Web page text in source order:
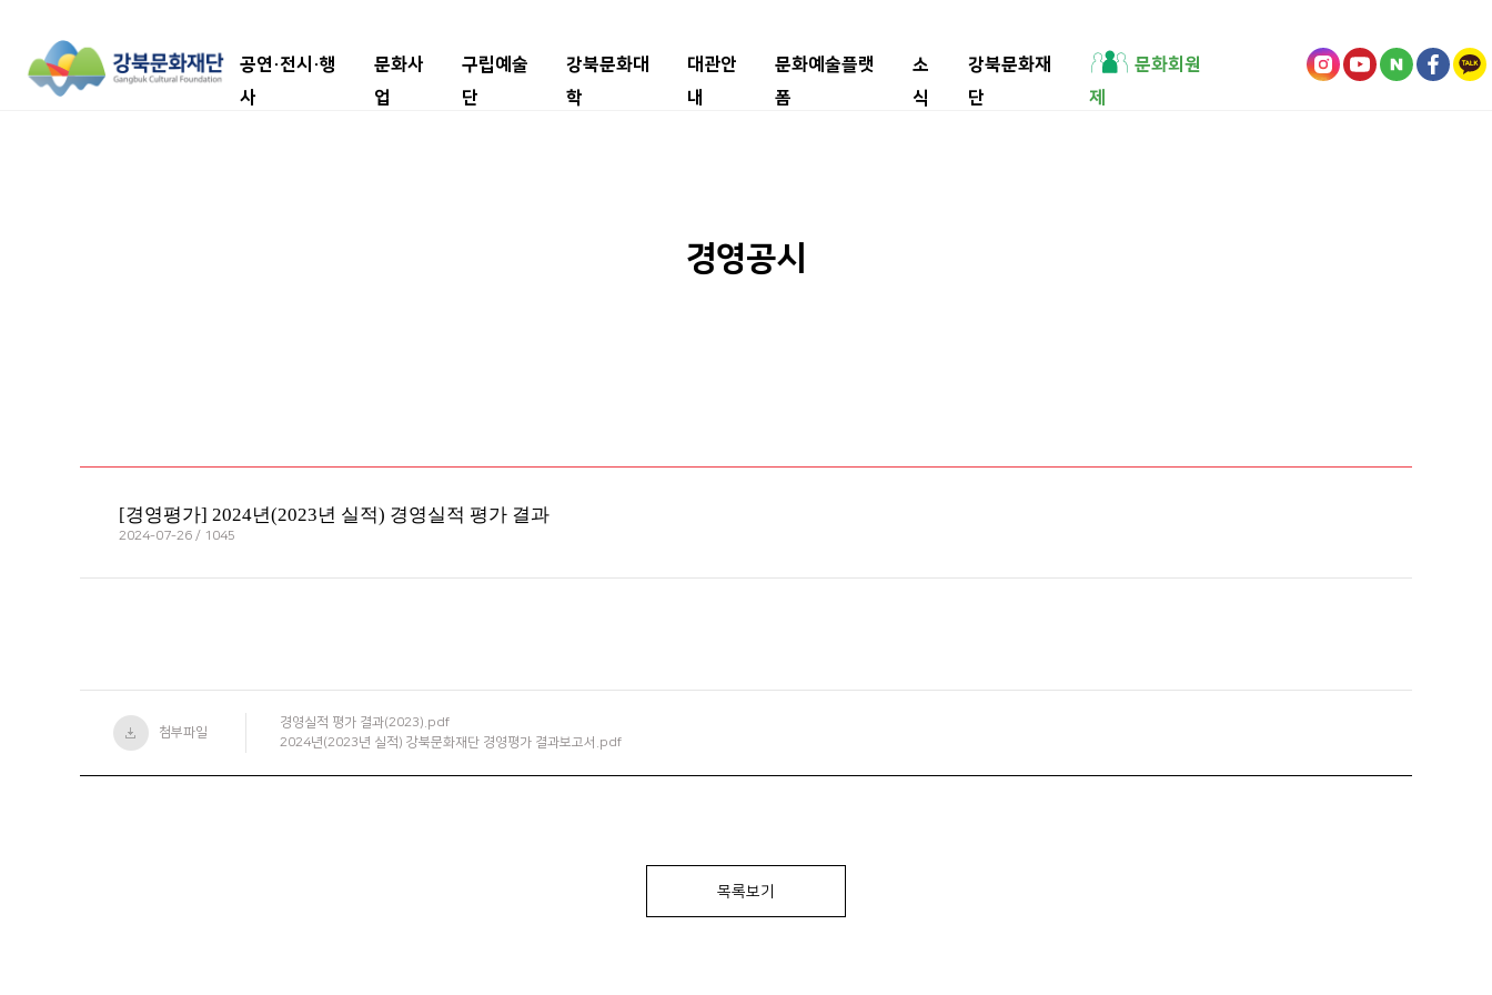
공연·전시·행
사
문화사
업
구립예술
단
강북문화대
학
대관안
내
문화예술플랫
폼
소
식
강북문화재
단
문화회원
제
경영공시
[경영평가] 2024년(2023년 실적) 경영실적 평가 결과
2024-07-26 / 1045
첨부파일
경영실적 평가 결과(2023).pdf
2024년(2023년 실적) 강북문화재단 경영평가 결과보고서.pdf
목록보기